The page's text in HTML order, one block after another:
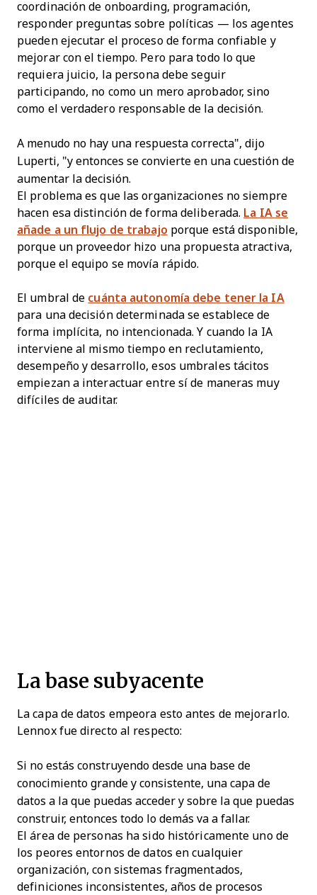
coordinación de onboarding, programación,
responder preguntas sobre políticas — los agentes
pueden ejecutar el proceso de forma confiable y
mejorar con el tiempo. Pero para todo lo que
requiera juicio, la persona debe seguir
participando, no como un mero aprobador, sino
como el verdadero responsable de la decisión.
A menudo no hay una respuesta correcta", dijo
Luperti, "y entonces se convierte en una cuestión de
aumentar la decisión.
El problema es que las organizaciones no siempre
hacen esa distinción de forma deliberada. La IA se
añade a un flujo de trabajo porque está disponible,
porque un proveedor hizo una propuesta atractiva,
porque el equipo se movía rápido.
El umbral de cuánta autonomía debe tener la IA
para una decisión determinada se establece de
forma implícita, no intencionada. Y cuando la IA
interviene al mismo tiempo en reclutamiento,
desempeño y desarrollo, esos umbrales tácitos
empiezan a interactuar entre sí de maneras muy
difíciles de auditar.
La base subyacente
La capa de datos empeora esto antes de mejorarlo.
Lennox fue directo al respecto:
Si no estás construyendo desde una base de
conocimiento grande y consistente, una capa de
datos a la que puedas acceder y sobre la que puedas
construir, entonces todo lo demás va a fallar.
El área de personas ha sido históricamente uno de
los peores entornos de datos en cualquier
organización, con sistemas fragmentados,
definiciones inconsistentes, años de procesos